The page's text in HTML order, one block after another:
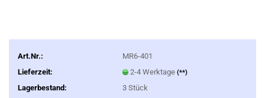
Art.Nr.:
MR6-401
Lieferzeit:
2-4 Werktage (**)
Lagerbestand: 3 Stück